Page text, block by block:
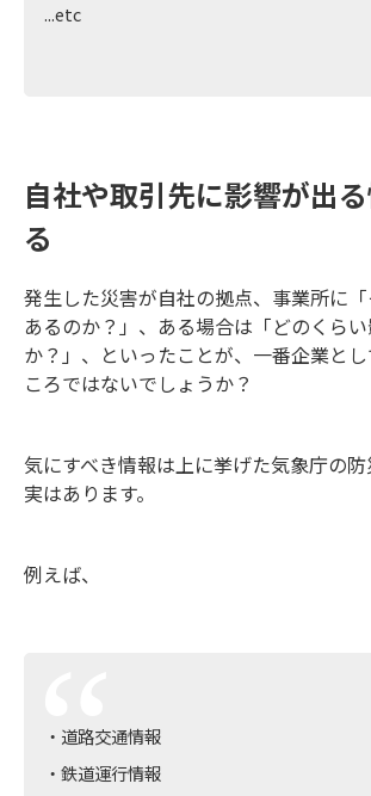
...etc
自社や取引先に影響が出
る
発生した災害が自社の拠点、事業所に
あるのか？」、ある場合は「どのくら
か？」、といったことが、一番企業と
ころではないでしょうか？
気にすべき情報は上に挙げた気象庁の
実はあります。
例えば、
・道路交通情報
・鉄道運行情報